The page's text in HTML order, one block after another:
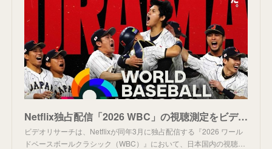
Netflix独占配信「2026 WBC」の視聴測定をビデオリサーチが受託。SVODにおけるクロスデバイス計測・共視聴を可視化へ | Branc（ブラン）-Brand New Creativity-
ビデオリサーチは、Netflixが同年3月に独占配信する『2026 ワール
ドベースボールクラシック（WBC）』において、日本国内の視聴…